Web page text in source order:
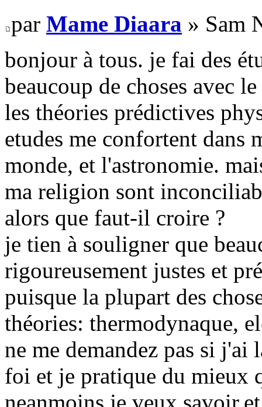
par Mame Diaara » Sam
bonjour à tous. je fai des
beaucoup de choses avec
les théories prédictives
etudes me confortent dans
monde, et l'astronomie.
ma religion sont
alors que faut-il croire ?
je tien à souligner que
rigoureusement justes et
puisque la plupart des
théories: thermodynaque,
ne me demandez pas si
foi et je pratique du mieux